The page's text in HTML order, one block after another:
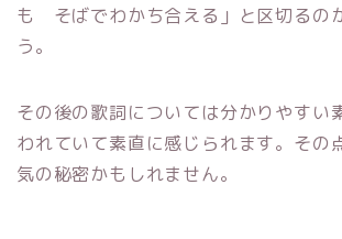
も そばでわかち合える」と区切るの
う。
その後の歌詞については分かりやすい
われていて素直に感じられます。その
気の秘密かもしれません。